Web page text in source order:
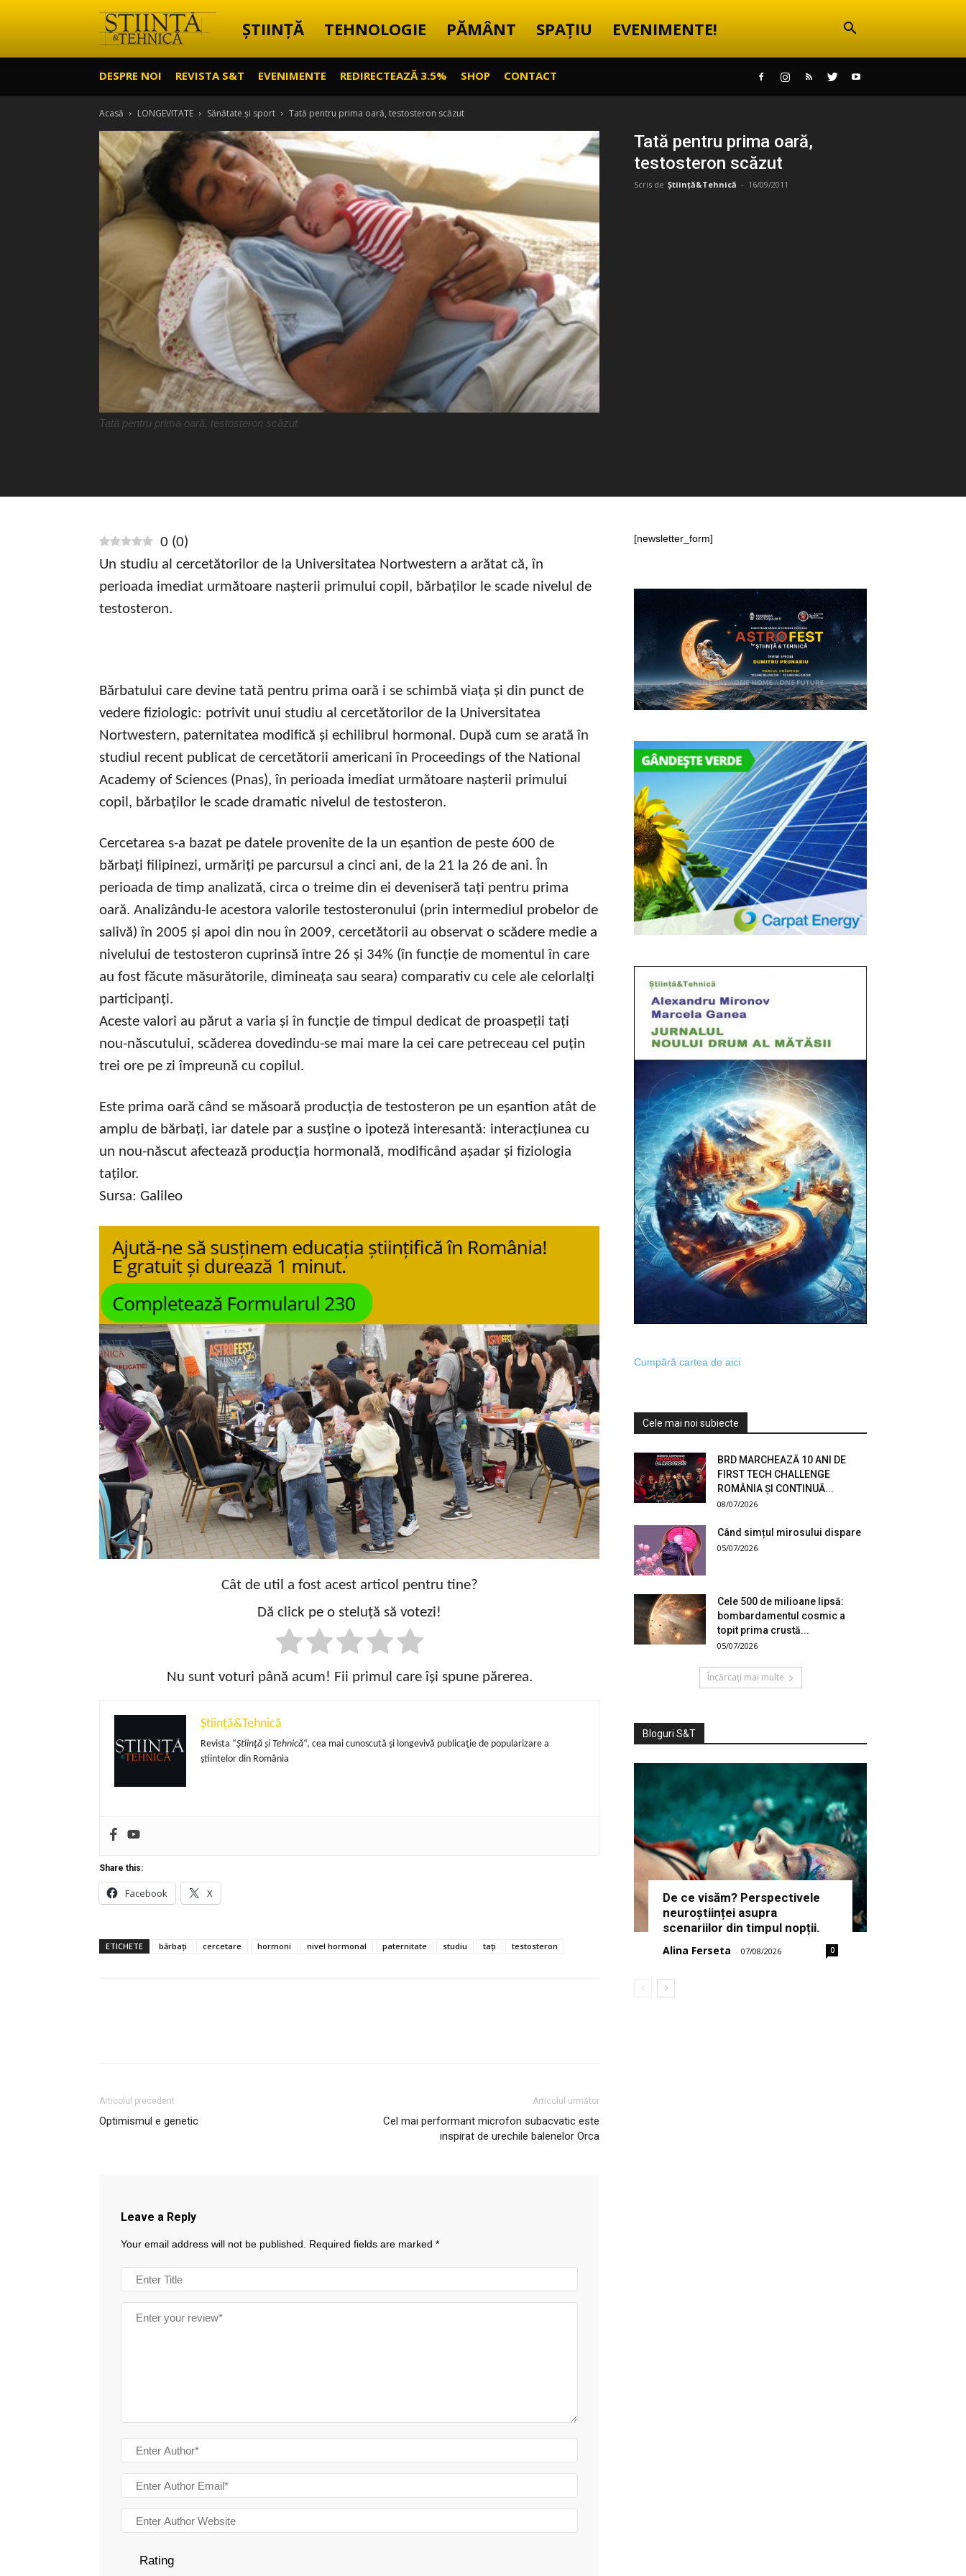
Știință
Tehnică
ȘTIINȚĂ TEHNOLOGIE PĂMÂNT SPAȚIU EVENIMENTE!
DESPRE NOI REVISTA S&T EVENIMENTE REDIRECTEAZĂ 3.5% SHOP CONTACT
Acasă LONGEVITATE Sănătate și sport Tată pentru prima oară, testosteron scăzut
Tată pentru prima oară,
testosteron scăzut
Scris de Știință&Tehnică - 16/09/2011
Tată pentru prima oară, testosteron scăzut
0 (0)
Un studiu al cercetătorilor de la Universitatea Nortwestern a arătat că, în
perioada imediat următoare nașterii primului copil, bărbaților le scade nivelul de
testosteron.
Bărbatului care devine tată pentru prima oară i se schimbă viața și din punct de
vedere fiziologic: potrivit unui studiu al cercetătorilor de la Universitatea
Nortwestern, paternitatea modifică și echilibrul hormonal. După cum se arată în
studiul recent publicat de cercetătorii americani în Proceedings of the National
Academy of Sciences (Pnas), în perioada imediat următoare nașterii primului
copil, bărbaților le scade dramatic nivelul de testosteron.
Cercetarea s-a bazat pe datele provenite de la un eșantion de peste 600 de
bărbați filipinezi, urmăriți pe parcursul a cinci ani, de la 21 la 26 de ani. În
perioada de timp analizată, circa o treime din ei deveniseră tați pentru prima
oară. Analizându-le acestora valorile testosteronului (prin intermediul probelor de
salivă) în 2005 și apoi din nou în 2009, cercetătorii au observat o scădere medie a
nivelului de testosteron cuprinsă între 26 și 34% (în funcție de momentul în care
au fost făcute măsurătorile, dimineața sau seara) comparativ cu cele ale celorlalți
participanți.
Aceste valori au părut a varia și în funcție de timpul dedicat de proaspeții tați
nou-născutului, scăderea dovedindu-se mai mare la cei care petreceau cel puțin
trei ore pe zi împreună cu copilul.
Este prima oară când se măsoară producția de testosteron pe un eșantion atât de
amplu de bărbați, iar datele par a susține o ipoteză interesantă: interacțiunea cu
un nou-născut afectează producția hormonală, modificând așadar și fiziologia
taților.
Sursa: Galileo
Cât de util a fost acest articol pentru tine?
Dă click pe o steluță să votezi!
Nu sunt voturi până acum! Fii primul care își spune părerea.
Știință&Tehnică
Revista “Ştiinţă şi Tehnică“, cea mai cunoscută şi longevivă publicaţie de popularizare a
ştiintelor din România
Share this:
Facebook X
ETICHETE bărbați cercetare hormoni nivel hormonal paternitate studiu tați testosteron
Articolul precedent
Optimismul e genetic
Articolul următor
Cel mai performant microfon subacvatic este
inspirat de urechile balenelor Orca
Leave a Reply
Your email address will not be published. Required fields are marked *
Rating
[newsletter_form]
Cumpără cartea de aici
Cele mai noi subiecte
BRD MARCHEAZĂ 10 ANI DE
FIRST TECH CHALLENGE
ROMÂNIA ȘI CONTINUĂ...
08/07/2026
Când simțul mirosului dispare
05/07/2026
Cele 500 de milioane lipsă:
bombardamentul cosmic a
topit prima crustă...
05/07/2026
Încărcați mai multe
Bloguri S&T
De ce visăm? Perspectivele
neuroștiinței asupra
scenariilor din timpul nopții.
Alina Ferseta - 07/08/2026 0